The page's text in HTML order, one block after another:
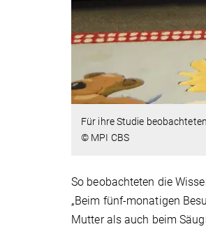
Für ihre Studie
© MPI CBS
So beobachteten die
„Beim fünf-monatigen
Mutter als auch beim